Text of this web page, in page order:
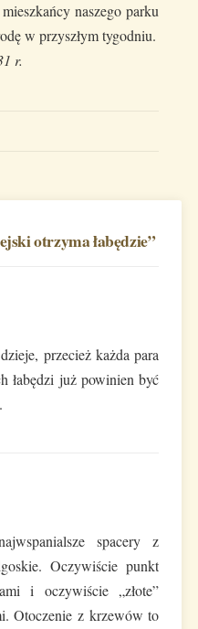
naszego parku
w przyszłym tygodniu.
r.
otrzyma łabędzie”
przecież każda para
łabędzi już powinien być
spacery z
Oczywiście punkt
i oczywiście „złote”
Otoczenie z krzewów to